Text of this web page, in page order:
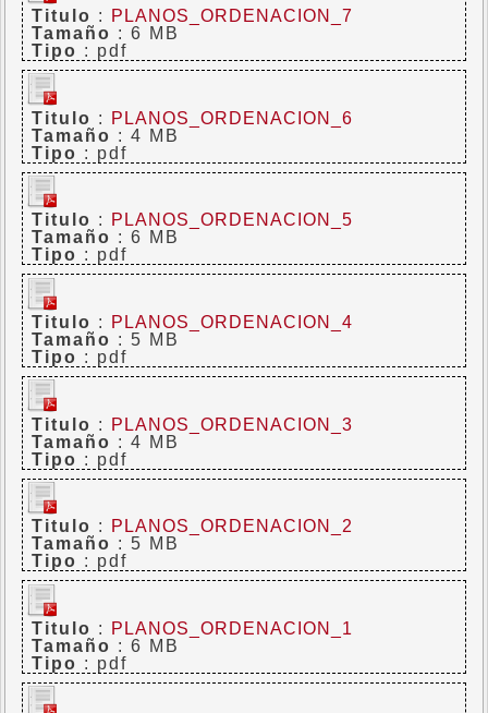
Titulo :
PLANOS_ORDENACION_7
Tamaño : 6 MB
Tipo : pdf
Titulo :
PLANOS_ORDENACION_6
Tamaño : 4 MB
Tipo : pdf
Titulo :
PLANOS_ORDENACION_5
Tamaño : 6 MB
Tipo : pdf
Titulo :
PLANOS_ORDENACION_4
Tamaño : 5 MB
Tipo : pdf
Titulo :
PLANOS_ORDENACION_3
Tamaño : 4 MB
Tipo : pdf
Titulo :
PLANOS_ORDENACION_2
Tamaño : 5 MB
Tipo : pdf
Titulo :
PLANOS_ORDENACION_1
Tamaño : 6 MB
Tipo : pdf